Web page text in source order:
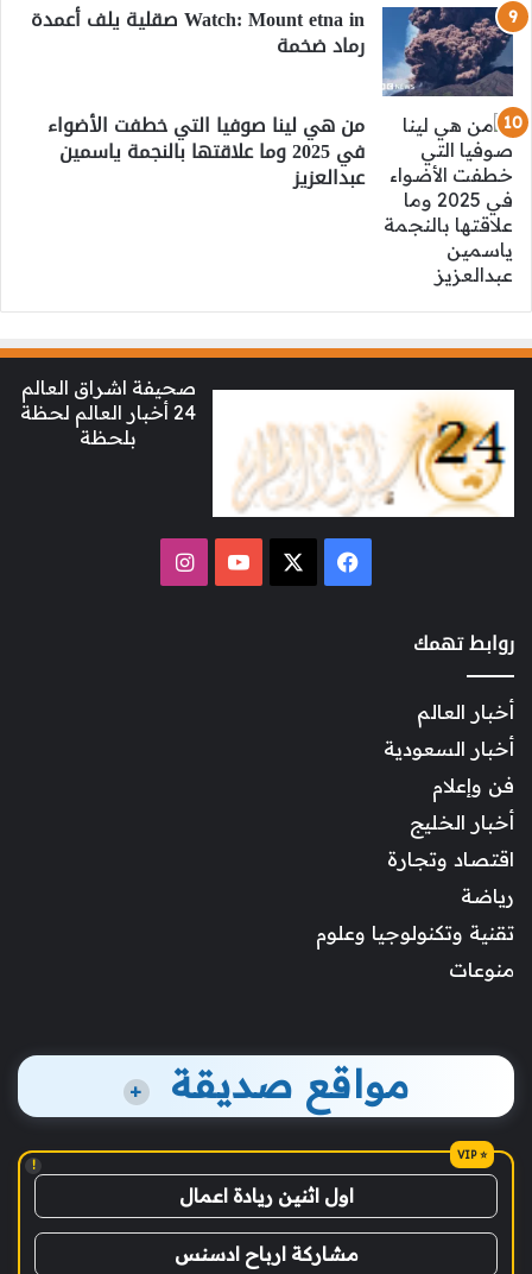
Watch: Mount etna in صقلية يلف أعمدة
رماد ضخمة
من هي لينا صوفيا التي خطفت الأضواء
في 2025 وما علاقتها بالنجمة ياسمين
عبدالعزيز
صحيفة اشراق العالم
24 أخبار العالم لحظة
بلحظة
فيسبوك ‫YouTubeانستقرام
روابط تهمك
أخبار العالم
أخبار السعودية
فن وإعلام
أخبار الخليج
اقتصاد وتجارة
رياضة
تقنية وتكنولوجيا وعلوم
منوعات
مواقع صديقة +
!
اول اثنين ريادة اعمال
مشاركة ارباح ادسنس